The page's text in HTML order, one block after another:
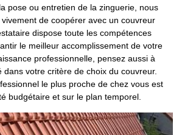
pose ou entretien de la zinguerie, nous
de coopérer avec un couvreur
dispose toute les compétences
le meilleur accomplissement de votre
professionnelle, pensez aussi à
dans votre critère de choix du couvreur.
le plus proche de chez vous est
budgétaire et sur le plan temporel.